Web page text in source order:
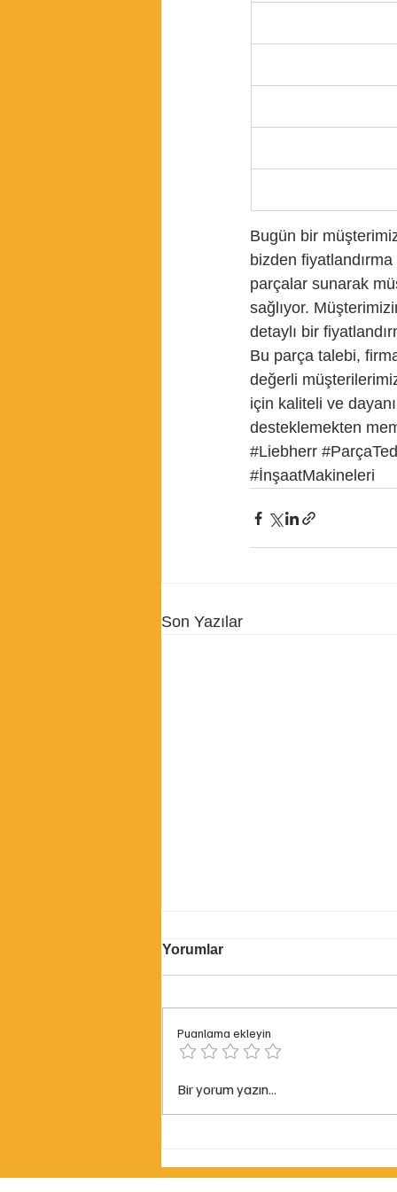
Bugün bir
bizden
parçalar sunarak
sağlıyor.
detaylı bir
Bu parça talebi,
değerli
için kaliteli ve
desteklemekten
#Liebherr
#İnşaatMakineleri
Son Yazılar
İş Makinası Hortum
Yorumlar
Puanlama ekleyin
Bir yorum yazın...